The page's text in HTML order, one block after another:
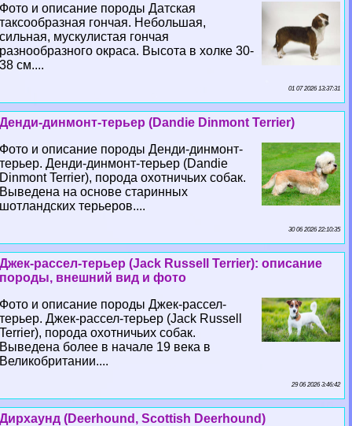
Фото и описание породы Датская
таксообразная гончая. Небольшая,
сильная, мускулистая гончая
разнообразного окраса. Высота в холке 30-
38 см....
01 07 2026 13:37:31
Денди-динмонт-терьер (Dandie Dinmont Terrier)
Фото и описание породы Денди-динмонт-
терьер. Денди-динмонт-терьер (Dandie
Dinmont Terrier), порода охотничьих собак.
Выведена на основе старинных
шотландских терьеров....
30 06 2026 22:10:35
Джек-рассел-терьер (Jack Russell Terrier): описание
породы, внешний вид и фото
Фото и описание породы Джек-рассел-
терьер. Джек-рассел-терьер (Jack Russell
Terrier), порода охотничьих собак.
Выведена более в начале 19 века в
Великобритании....
29 06 2026 3:46:42
Дирхаунд (Deerhound, Scottish Deerhound)